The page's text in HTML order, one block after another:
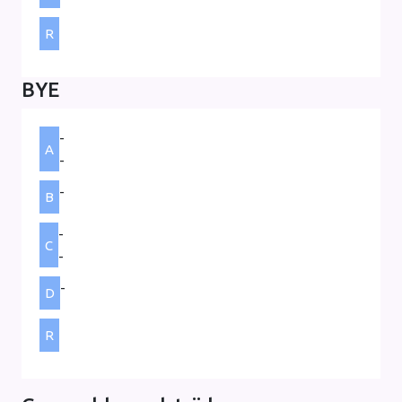
R
BYE
A
-
-
B -
C
-
-
D -
R